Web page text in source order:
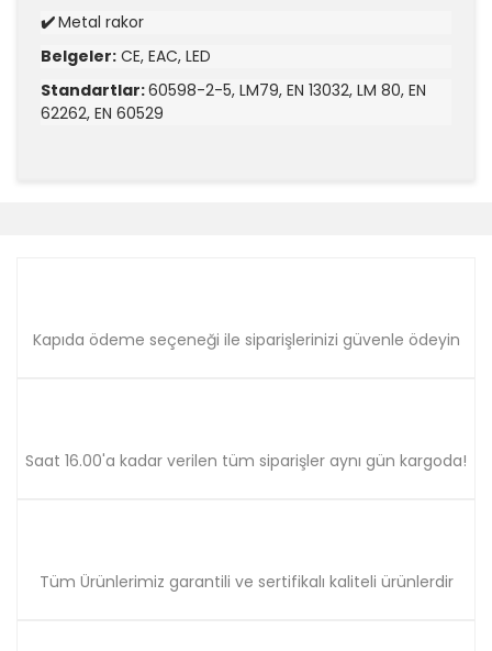
✔️Metal rakor
Belgeler: CE, EAC, LED
Standartlar:60598-2-5, LM79, EN 13032, LM 80, EN
62262, EN 60529
Ürün açıklamasında eksik bilgiler bulunuyor.
Kapıda ödeme seçeneği ile siparişlerinizi güvenle ödeyin
Saat 16.00'a kadar verilen tüm siparişler aynı gün kargoda!
Tüm Ürünlerimiz garantili ve sertifikalı kaliteli ürünlerdir